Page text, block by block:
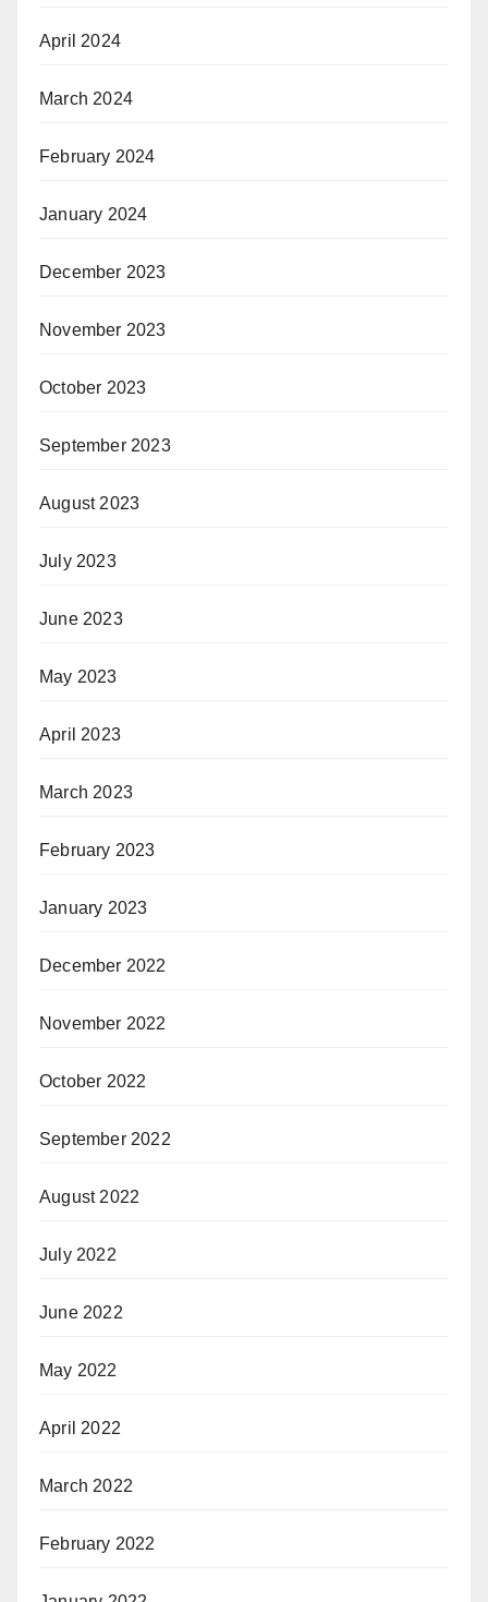
April 2024
March 2024
February 2024
January 2024
December 2023
November 2023
October 2023
September 2023
August 2023
July 2023
June 2023
May 2023
April 2023
March 2023
February 2023
January 2023
December 2022
November 2022
October 2022
September 2022
August 2022
July 2022
June 2022
May 2022
April 2022
March 2022
February 2022